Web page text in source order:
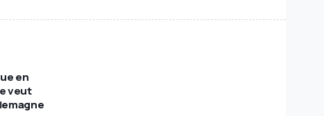
en
veut